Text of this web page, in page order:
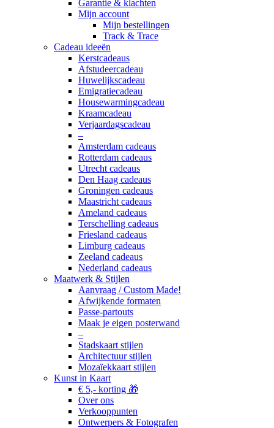
Garantie & klachten
Mijn account
Mijn bestellingen
Track & Trace
Cadeau ideeën
Kerstcadeaus
Afstudeercadeau
Huwelijkscadeau
Emigratiecadeau
Housewarmingcadeau
Kraamcadeau
Verjaardagscadeau
–
Amsterdam cadeaus
Rotterdam cadeaus
Utrecht cadeaus
Den Haag cadeaus
Groningen cadeaus
Maastricht cadeaus
Ameland cadeaus
Terschelling cadeaus
Friesland cadeaus
Limburg cadeaus
Zeeland cadeaus
Nederland cadeaus
Maatwerk & Stijlen
Aanvraag / Custom Made!
Afwijkende formaten
Passe-partouts
Maak je eigen posterwand
–
Stadskaart stijlen
Architectuur stijlen
Mozaïekkaart stijlen
Kunst in Kaart
€ 5,- korting 🎁
Over ons
Verkooppunten
Ontwerpers & Fotografen